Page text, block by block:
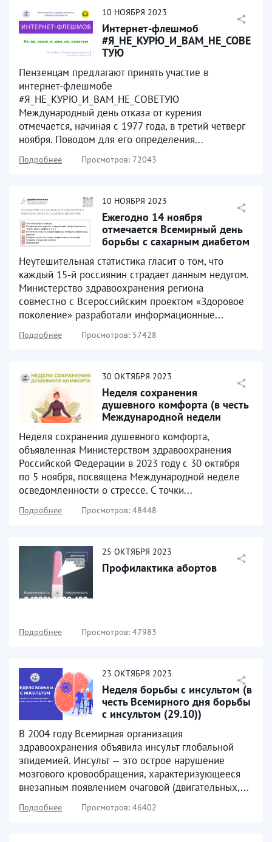
10 НОЯБРЯ 2023
Интернет-флешмоб
#Я_НЕ_КУРЮ_И_ВАМ_НЕ_СОВЕ
ТУЮ
Пензенцам предлагают принять участие в
интернет-флешмобе
#Я_НЕ_КУРЮ_И_ВАМ_НЕ_СОВЕТУЮ
Международный день отказа от курения
отмечается, начиная с 1977 года, в третий четверг
ноября. Поводом для его определения...
Подробнее Просмотров: 72043
10 НОЯБРЯ 2023
Ежегодно 14 ноября
отмечается Всемирный день
борьбы с сахарным диабетом
Неутешительная статистика гласит о том, что
каждый 15-й россиянин страдает данным недугом.
Министерство здравоохранения региона
совместно с Всероссийским проектом «Здоровое
поколение» разработали информационные...
Подробнее Просмотров: 57428
30 ОКТЯБРЯ 2023
Неделя сохранения
душевного комфорта (в честь
Международной недели
Неделя сохранения душевного комфорта,
объявленная Министерством здравоохранения
Российской Федерации в 2023 году с 30 октября
по 5 ноября, посвящена Международной неделе
осведомленности о стрессе. С точки...
Подробнее Просмотров: 48448
25 ОКТЯБРЯ 2023
Профилактика абортов
Подробнее Просмотров: 47983
23 ОКТЯБРЯ 2023
Неделя борьбы с инсультом (в
честь Всемирного дня борьбы
с инсультом (29.10))
В 2004 году Всемирная организация
здравоохранения объявила инсульт глобальной
эпидемией. Инсульт — это острое нарушение
мозгового кровообращения, характеризующееся
внезапным появлением очаговой (двигательных,...
Подробнее Просмотров: 46402